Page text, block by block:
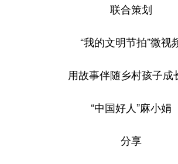
联合策划
“我的文明节拍”微视
用故事伴随乡村孩子成
“中国好人”麻小娟
分享